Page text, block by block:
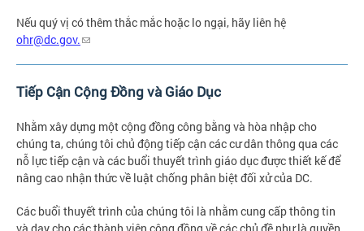
Nếu quý vị có thêm thắc mắc hoặc lo ngại, hãy liên hệ
ohr@dc.gov.
Tiếp Cận Cộng Đồng và Giáo Dục
Nhằm xây dựng một cộng đồng công bằng và hòa nhập cho
chúng ta, chúng tôi chủ động tiếp cận các cư dân thông qua các
nỗ lực tiếp cận và các buổi thuyết trình giáo dục được thiết kế để
nâng cao nhận thức về luật chống phân biệt đối xử của DC.
Các buổi thuyết trình của chúng tôi là nhằm cung cấp thông tin